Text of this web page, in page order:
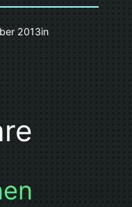
2013in